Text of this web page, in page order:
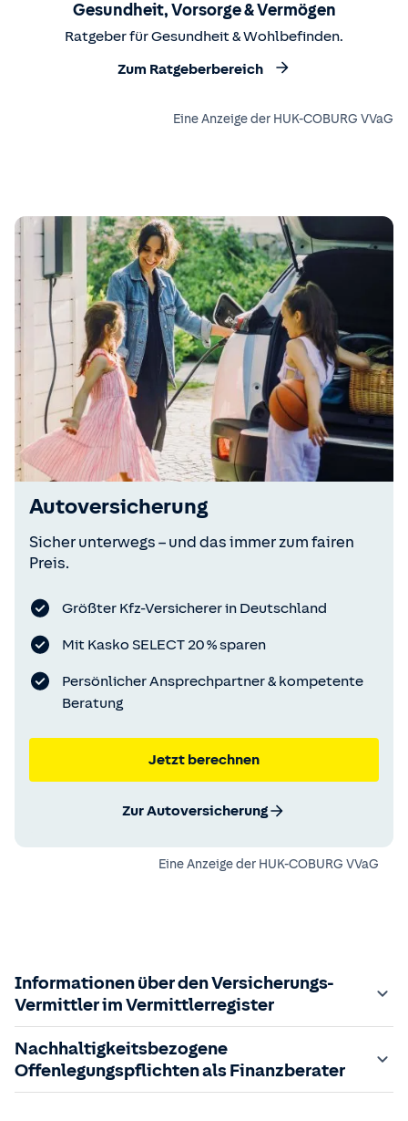
Gesundheit, Vorsorge & Vermögen
Ratgeber für Gesundheit & Wohlbefinden.
Zum Ratgeberbereich
Eine Anzeige der HUK-COBURG VVaG
Autoversicherung
Sicher unterwegs – und das immer zum fairen
Preis.
Größter Kfz-Versicherer in Deutschland
Mit Kasko SELECT 20 % sparen
Persönlicher Ansprechpartner & kompetente
Beratung
Jetzt berechnen
Zur Autoversicherung
Eine Anzeige der HUK-COBURG VVaG
Informationen über den Versicherungs-
Vermittler im Vermittlerregister
Zuständige Aufsichtsbehörde:
Der Vermittler ist gebundener Versicherungsvermittler
gem. §34d GewO, bei der zuständigen IHK gemeldet und
Nachhaltigkeitsbezogene
Offenlegungspflichten als Finanzberater